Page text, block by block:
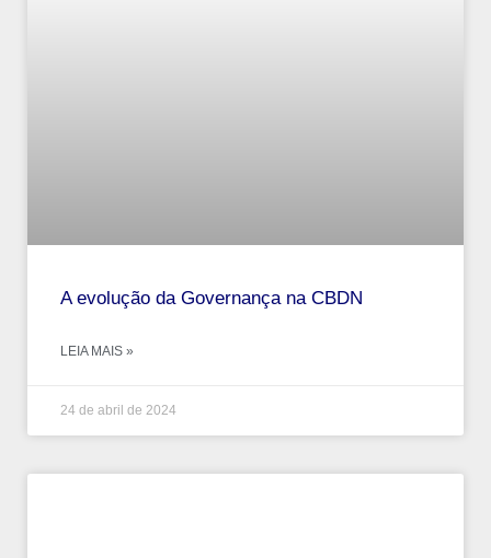
A evolução da Governança na CBDN
LEIA MAIS »
24 de abril de 2024